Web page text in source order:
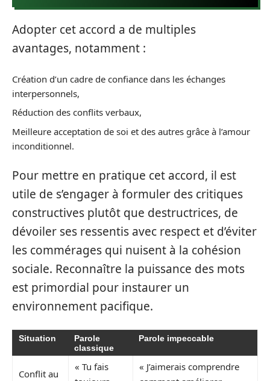
Adopter cet accord a de multiples
avantages, notamment :
Création d’un cadre de confiance dans les échanges
interpersonnels,
Réduction des conflits verbaux,
Meilleure acceptation de soi et des autres grâce à l’amour
inconditionnel.
Pour mettre en pratique cet accord, il est
utile de s’engager à formuler des critiques
constructives plutôt que destructrices, de
dévoiler ses ressentis avec respect et d’éviter
les commérages qui nuisent à la cohésion
sociale. Reconnaître la puissance des mots
est primordial pour instaurer un
environnement pacifique.
Situation
Parole
classique
Parole impeccable
Conflit au
« Tu fais
« J’aimerais comprendre